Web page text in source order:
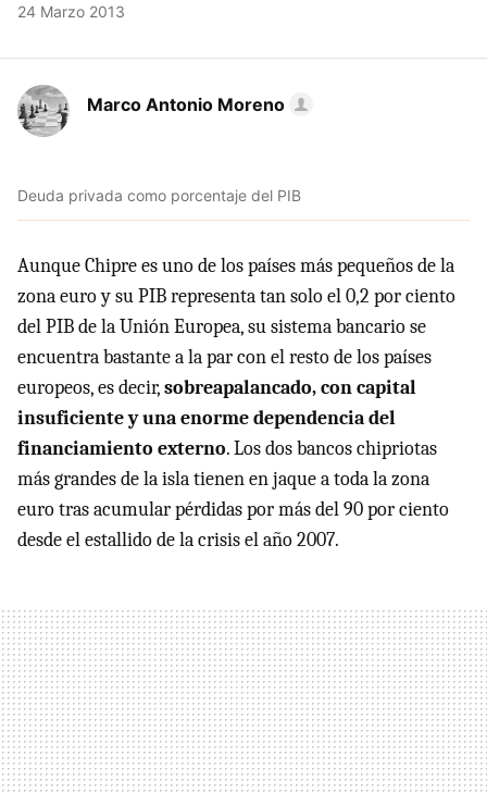
24 Marzo 2013
Marco Antonio Moreno
Deuda privada como porcentaje del PIB
Aunque Chipre es uno de los países más pequeños de la
zona euro y su PIB representa tan solo el 0,2 por ciento
del PIB de la Unión Europea, su sistema bancario se
encuentra bastante a la par con el resto de los países
europeos, es decir,sobreapalancado, con capital
insuficiente y una enorme dependencia del
financiamiento externo. Los dos bancos chipriotas
más grandes de la isla tienen en jaque a toda la zona
euro tras acumular pérdidas por más del 90 por ciento
desde el estallido de la crisis el año 2007.